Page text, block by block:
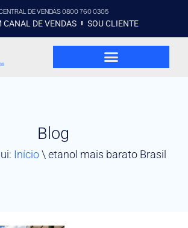
DE VENDAS 0800 760 0305
CANAL DE VENDAS SOU CLIENTE
Blog
Início\ etanol mais barato Brasil